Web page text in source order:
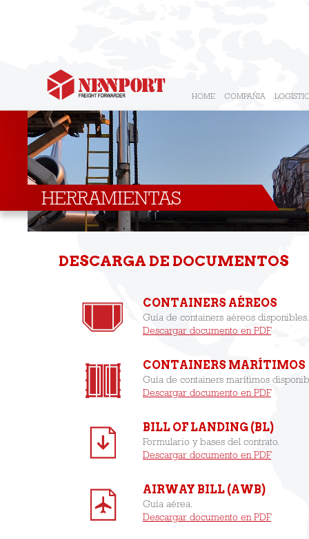
HOME COMPAÑIA
HERRAMIENTAS
DESCARGA DE DOCUMENTOS
CONTAINERS AÉREOS
Guía de containers aéreos disponibles.
Descargar documento en PDF
CONTAINERS MARÍTIMOS
Guía de containers marítimos
Descargar documento en PDF
BILL OF LANDING (BL)
Formulario y bases del contrato.
Descargar documento en PDF
AIRWAY BILL (AWB)
Guía aérea.
Descargar documento en PDF